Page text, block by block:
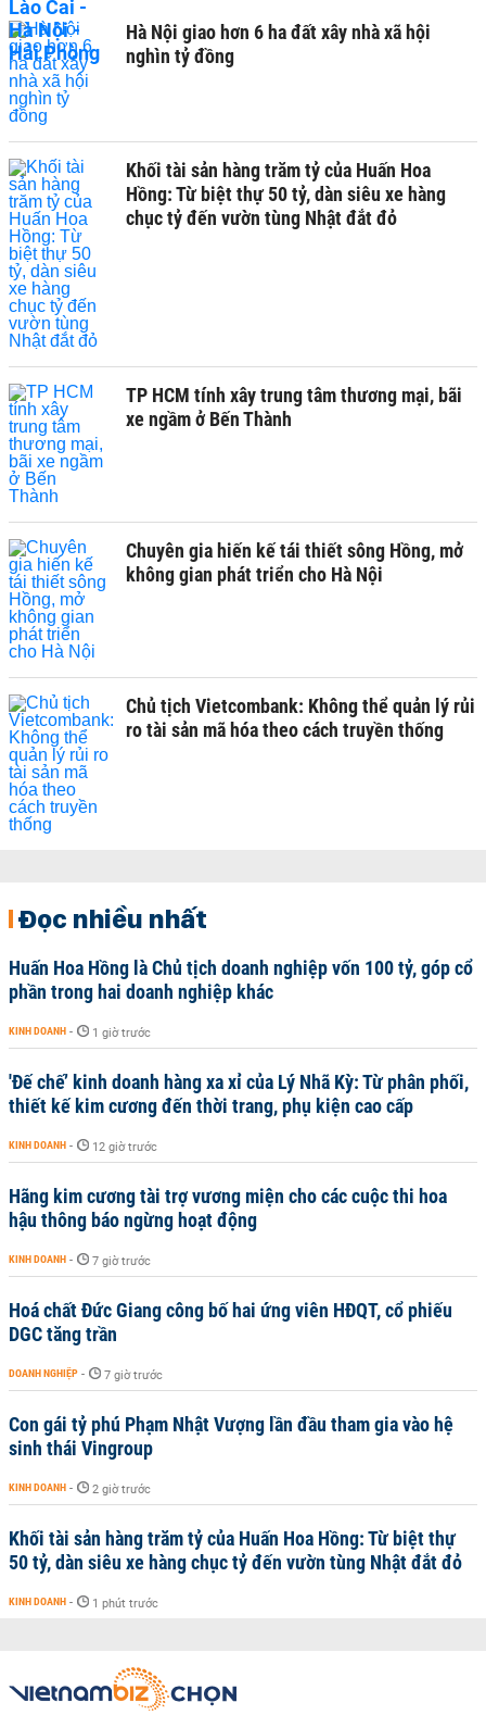
Hà Nội giao hơn 6 ha đất xây nhà xã hội
nghìn tỷ đồng
Khối tài sản hàng trăm tỷ của Huấn Hoa
Hồng: Từ biệt thự 50 tỷ, dàn siêu xe hàng
chục tỷ đến vườn tùng Nhật đắt đỏ
TP HCM tính xây trung tâm thương mại, bãi
xe ngầm ở Bến Thành
Chuyên gia hiến kế tái thiết sông Hồng, mở
không gian phát triển cho Hà Nội
Chủ tịch Vietcombank: Không thể quản lý rủi
ro tài sản mã hóa theo cách truyền thống
Đọc nhiều nhất
Huấn Hoa Hồng là Chủ tịch doanh nghiệp vốn 100 tỷ, góp cổ
phần trong hai doanh nghiệp khác
KINH DOANH - 1 giờ trước
'Đế chế’ kinh doanh hàng xa xỉ của Lý Nhã Kỳ: Từ phân phối,
thiết kế kim cương đến thời trang, phụ kiện cao cấp
KINH DOANH - 12 giờ trước
Hãng kim cương tài trợ vương miện cho các cuộc thi hoa
hậu thông báo ngừng hoạt động
KINH DOANH - 7 giờ trước
Hoá chất Đức Giang công bố hai ứng viên HĐQT, cổ phiếu
DGC tăng trần
DOANH NGHIỆP - 7 giờ trước
Con gái tỷ phú Phạm Nhật Vượng lần đầu tham gia vào hệ
sinh thái Vingroup
KINH DOANH - 2 giờ trước
Khối tài sản hàng trăm tỷ của Huấn Hoa Hồng: Từ biệt thự
50 tỷ, dàn siêu xe hàng chục tỷ đến vườn tùng Nhật đắt đỏ
KINH DOANH - 1 phút trước